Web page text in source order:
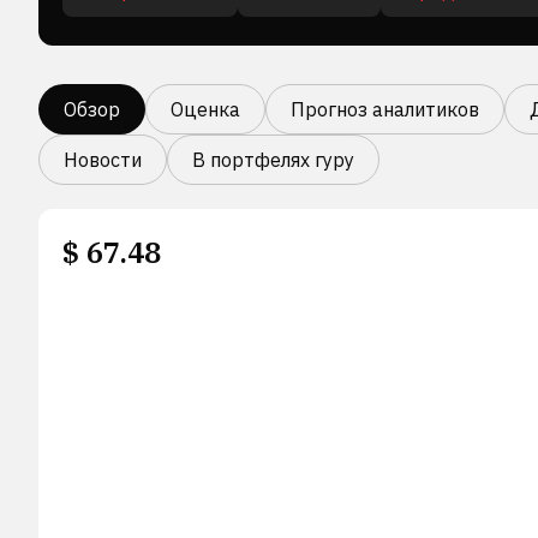
Обзор Оценка Прогноз аналитиков
Новости В портфелях гуру
$ 67.48